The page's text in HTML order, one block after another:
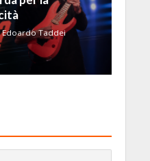
Edoardo Taddei